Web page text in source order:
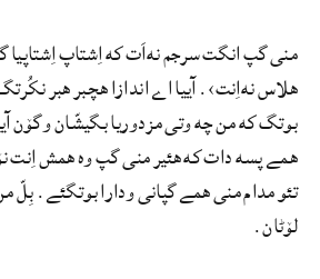
منی گپ انگت سرجم نه‌اَت که اِشتاپ
ھلاس نه‌اِنت›. آییا اے اندازا ھچبر ھبر
بوتگ که من چه وتی مزدوریا بگیشّان و گۆن
ھمے پسه دات که ھئیر منی گپ وه ھمش اِنت
تئو مدام منی ھمے گپانی ودارا بوتگئے.
لۆٹان.